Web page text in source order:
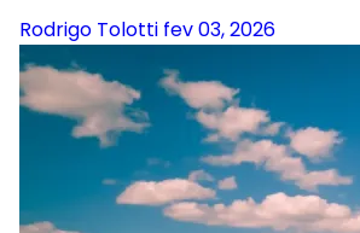
Rodrigo Tolotti fev 03, 2026